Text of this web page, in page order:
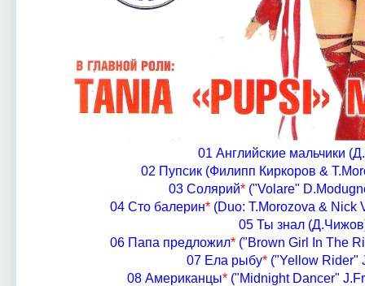
01 Английские мальчики
02 Пупсик (Филипп Киркоров &
03 Солярий*("Volare"
04 Сто балерин*(Duo: T.Morozova & Nick
05 Ты знал
06 Папа предложил*("Brown Girl In The
07 Ела рыбу* ("Yellow Rider"
08 Американцы* ("Midnight Dancer"